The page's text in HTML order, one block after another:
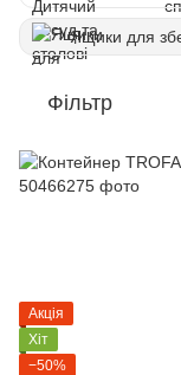
Ящики для
Фільтр
Акція
Хіт
−50%